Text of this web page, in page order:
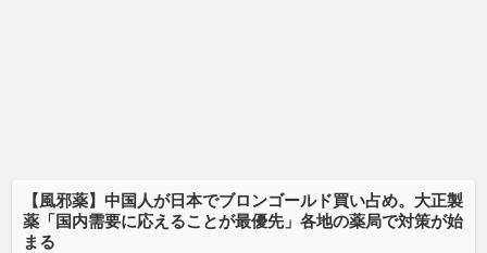
【風邪薬】中国人が日本でブロンゴールド買い占め。大正製
薬「国内需要に応えることが最優先」各地の薬局で対策が始
まる